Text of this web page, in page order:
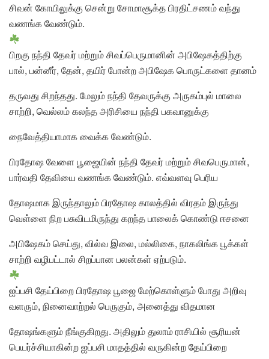
சிவன் கோயிலுக்கு சென்று சோமாசூக்த பிரதிட்சணம் வந்து
வணங்க வேண்டும்.
பிறகு நந்தி தேவர் மற்றும் சிவப்பெருமானின் அபிஷேகத்திற்கு
பால், பன்னீர், தேன், தயிர் போன்ற அபிஷேக பொருட்களை தானம்
தருவது சிறந்தது. மேலும் நந்தி தேவருக்கு அருகம்புல் மாலை
சாற்றி, வெல்லம் கலந்த அரிசியை நந்தி பகவானுக்கு
நைவேத்தியாமாக வைக்க வேண்டும்.
பிரதோஷ வேளை பூஜையின் நந்தி தேவர் மற்றும் சிவபெருமான்,
பார்வதி தேவியை வணங்க வேண்டும். எவ்வளவு பெரிய
தோஷமாக இருந்தாலும் பிரதோஷ காலத்தில் விரதம் இருந்து
வெள்ளை நிற பசுவிடமிருந்து கறந்த பாலைக் கொண்டு ஈசனை
அபிஷேகம் செய்து, வில்வ இலை, மல்லிகை, நாகலிங்க பூக்கள்
சாற்றி வழிபட்டால் சிறப்பான பலன்கள் ஏற்படும்.
ஐப்பசி தேய்பிறை பிரதோஷ பூஜை மேற்கொள்ளும் போது அறிவு
வளரும், நினைவாற்றல் பெருகும், அனைத்து விதமான
தோஷங்களும் நீங்குகிறது. அதிலும் துலாம் ராசியில் சூரியன்
பெயர்ச்சியாகின்ற ஐப்பசி மாதத்தில் வருகின்ற தேய்பிறை